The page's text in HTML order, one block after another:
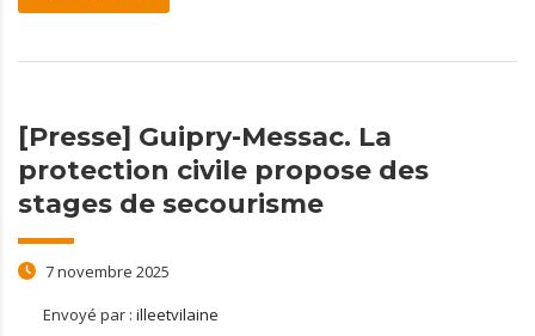
[Presse] Guipry-Messac. La
protection civile propose des
stages de secourisme
7 novembre 2025
Envoyé par : illeetvilaine